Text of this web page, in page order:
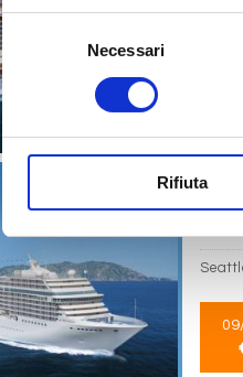
Selezione
del
consenso
Necessari
Rifiuta